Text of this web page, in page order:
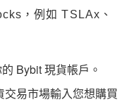
，例如 TSLAx、
Bybit 現貨帳戶。
交易市場輸入您想購買